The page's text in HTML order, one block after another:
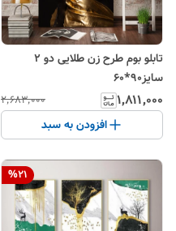
تابلو بوم طرح زن طلایی دو 2
سایز90*60
۱٬۸۱۱٬۰۰۰ ۲٬۶۸۳٬۰۰۰
افزودن به سبد
%21